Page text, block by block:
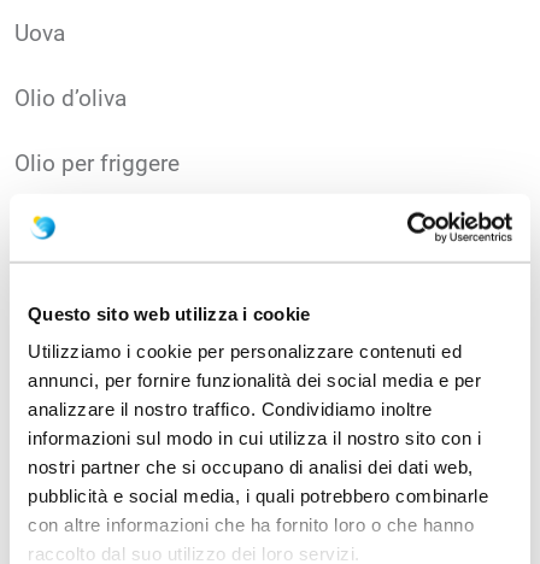
Questo sito web utilizza i cookie
Utilizziamo i cookie per personalizzare contenuti ed
annunci, per fornire funzionalità dei social media e per
analizzare il nostro traffico. Condividiamo inoltre
informazioni sul modo in cui utilizza il nostro sito con i
nostri partner che si occupano di analisi dei dati web,
pubblicità e social media, i quali potrebbero combinarle
con altre informazioni che ha fornito loro o che hanno
raccolto dal suo utilizzo dei loro servizi.
Uova
Olio d’oliva
Olio per friggere
Miele
Scorza d’arancia
PROCEDIMENTO: